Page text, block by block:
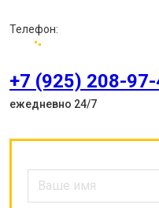
Телефон:
+7 (925) 208-
ежедневно 24/7